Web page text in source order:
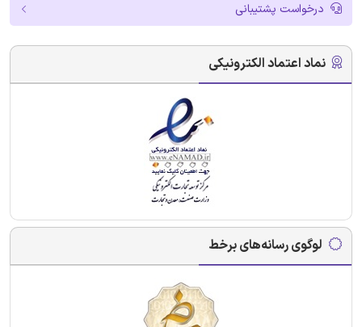
درخواست پشتیبانی
نماد اعتماد الکترونیکی
لوگوی رسانه‌های برخط